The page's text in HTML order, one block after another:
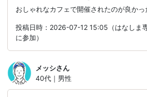
おしゃれなカフェで開催されたのが良かっ
投稿日時：2026-07-12 15:05（はなしま
に参加）
メッシさん
40代｜男性